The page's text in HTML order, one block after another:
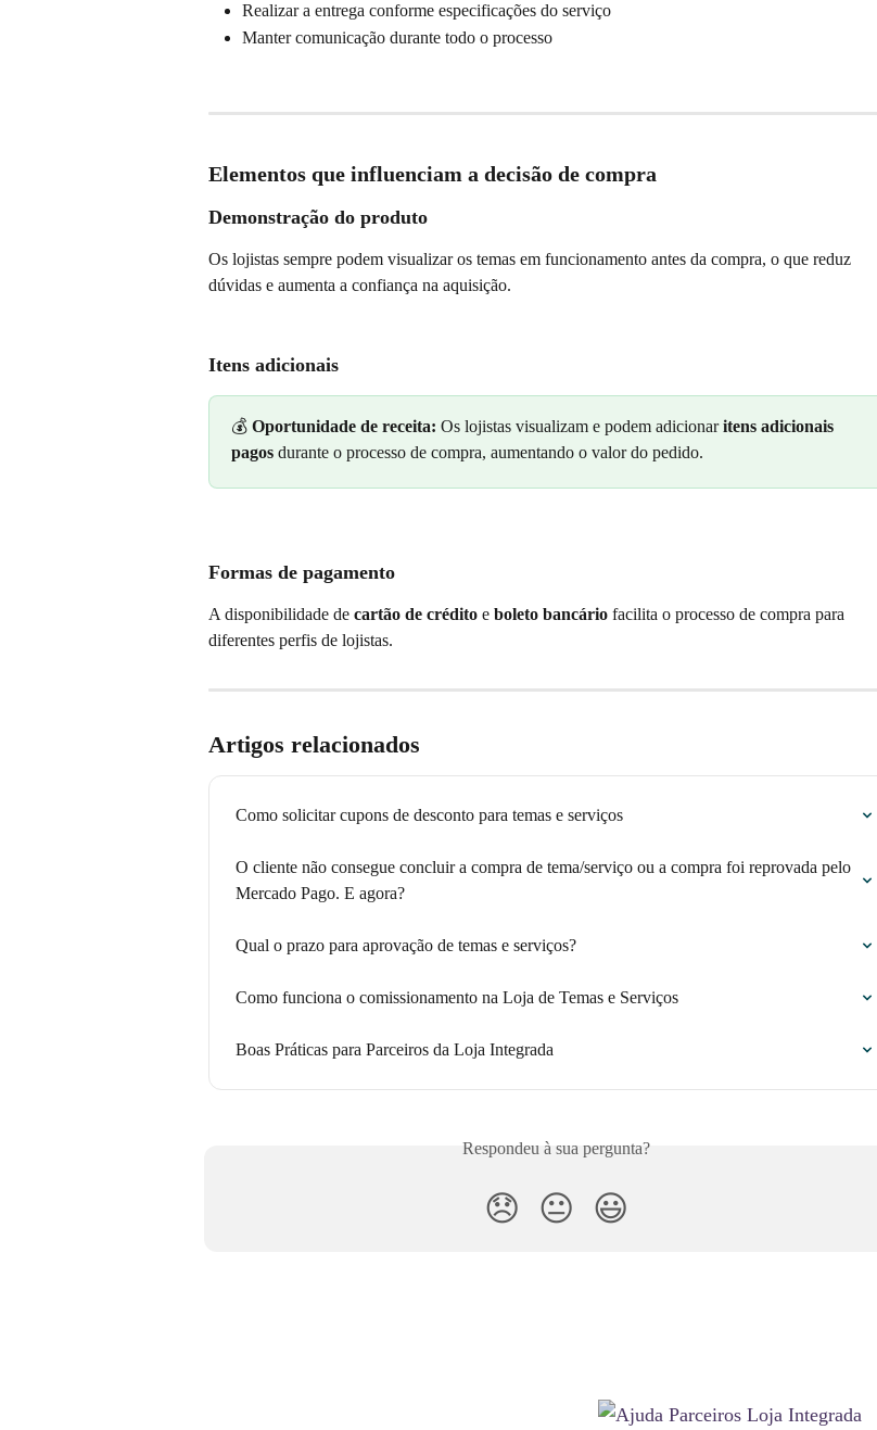
Realizar a entrega conforme especificações do serviço
Manter comunicação durante todo o processo
Elementos que influenciam a decisão de compra
Demonstração do produto
Os lojistas sempre podem visualizar os temas em funcionamento antes da compra, o que reduz
dúvidas e aumenta a confiança na aquisição.
Itens adicionais
💰 Oportunidade de receita: Os lojistas visualizam e podem adicionar itens adicionais
pagos durante o processo de compra, aumentando o valor do pedido.
Formas de pagamento
A disponibilidade de cartão de crédito e boleto bancário facilita o processo de compra para
diferentes perfis de lojistas.
Artigos relacionados
Como solicitar cupons de desconto para temas e serviços
O cliente não consegue concluir a compra de tema/serviço ou a compra foi reprovada pelo
Mercado Pago. E agora?
Qual o prazo para aprovação de temas e serviços?
Como funciona o comissionamento na Loja de Temas e Serviços
Boas Práticas para Parceiros da Loja Integrada
Respondeu à sua pergunta?
😞 😐 😃